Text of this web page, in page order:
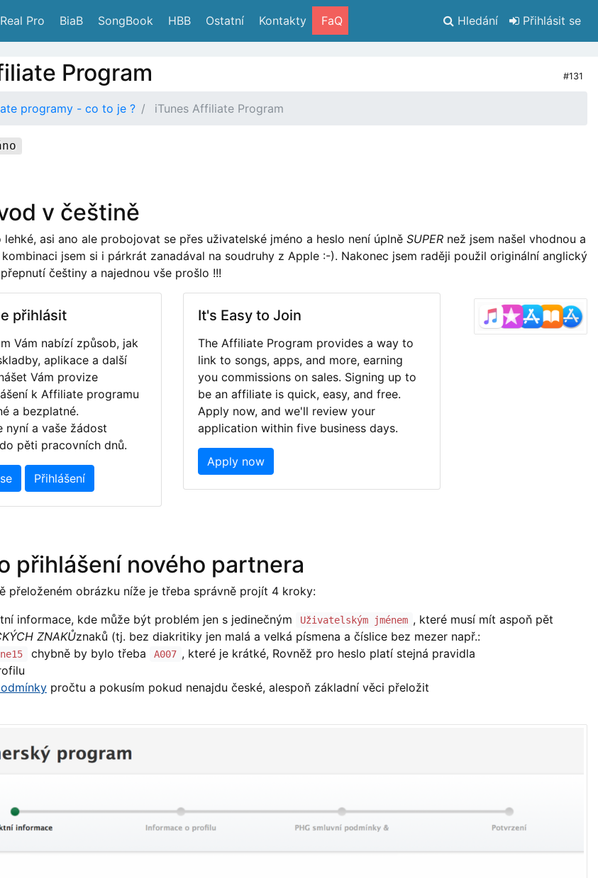
Pro BiaB SongBook HBB Ostatní Kontakty FaQ Hledání Přihlásit se
Program #131
programy - co to je ? iTunes Affiliate Program
v češtině
lehké, asi ano ale probojovat se přes uživatelské jméno a heslo není úplně SUPER než jsem našel vhodnou a
jsem si i párkrát zanadával na soudruhy z Apple :-). Nakonec jsem raději použil originální anglický
češtiny a najednou vše prošlo !!!
přihlásit
Vám nabízí způsob, jak
aplikace a další
Vám provize
k Affiliate programu
a bezplatné.
nyní a vaše žádost
pěti pracovních dnů.
Přihlášení
It's Easy to Join
The Affiliate Program provides a way to
link to songs, apps, and more, earning
you commissions on sales. Signing up to
be an affiliate is quick, easy, and free.
Apply now, and we'll review your
application within five business days.
Apply now
přihlášení nového partnera
přeloženém obrázku níže je třeba správně projít 4 kroky:
informace, kde může být problém jen s jedinečným
Uživatelským jménem , které musí mít aspoň pět
ZNAKŮznaků (tj. bez diakritiky jen malá a velká písmena a číslice bez mezer např.:
chybně by bylo třeba A007 , které je krátké, Rovněž pro heslo platí stejná pravidla
pročtu a pokusím pokud nenajdu české, alespoň základní věci přeložit